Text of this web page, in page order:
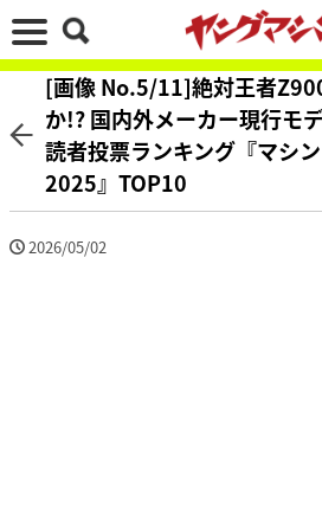
[画像 No.5/11]絶対王者
か!? 国内外メーカー現行モ
読者投票ランキング『マシ
2025』TOP10
2026/05/02